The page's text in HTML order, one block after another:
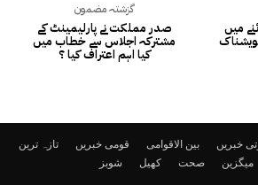
گزشتہ مضمون
صدر مملکت نے پارلیمینٹ کے
مشترکہ اجلاس سے خطاب میں
کیا اہم اعتراف کیا ؟
میں
تازہ ترین قومی خبریں بین الاقوامی خبریں
شوبز
کھیل صحت میگزین